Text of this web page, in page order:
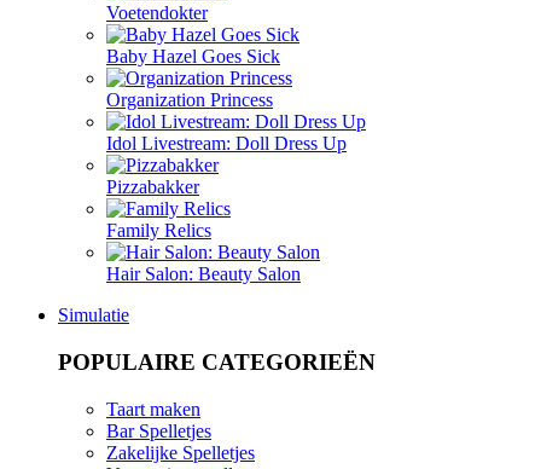
Voetendokter
Baby Hazel Goes Sick
Organization Princess
Idol Livestream: Doll Dress Up
Pizzabakker
Family Relics
Hair Salon: Beauty Salon
Simulatie
POPULAIRE CATEGORIEËN
Taart maken
Bar Spelletjes
Zakelijke Spelletjes